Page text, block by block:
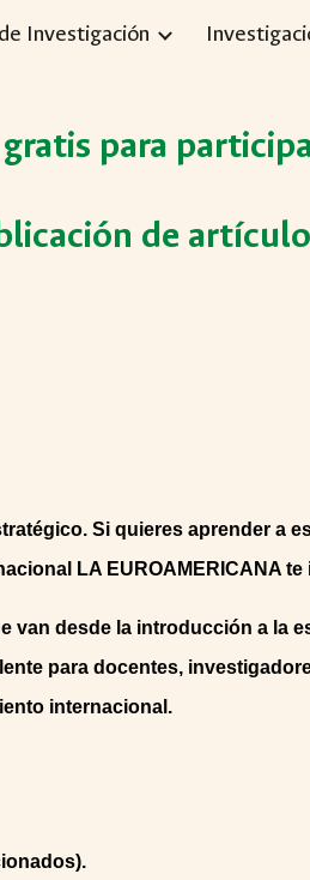
content
Investigación
para
de
Si quieres aprender
LA EUROAMERICANA
van desde la introducción a la
para docentes,
internacional.